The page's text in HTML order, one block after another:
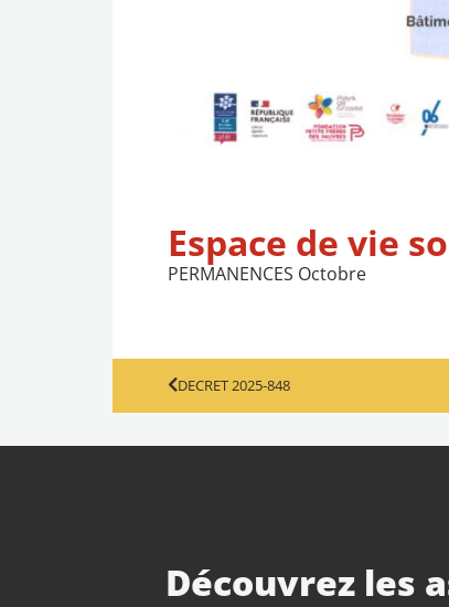
Espace de vie
PERMANENCES Octobre
DECRET 2025-848
Découvrez les